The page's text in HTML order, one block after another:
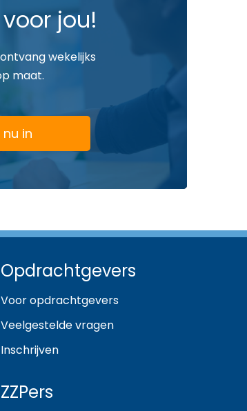
jou!
wekelijks
maat.
in
Opdrachtgevers
Voor opdrachtgevers
Veelgestelde vragen
Inschrijven
ZZPers